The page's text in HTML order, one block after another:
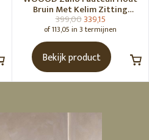
Bruin Met Kelim Zitting
Naturel
399,00339,15
of 113,05 in 3 termijnen
Bekijk product